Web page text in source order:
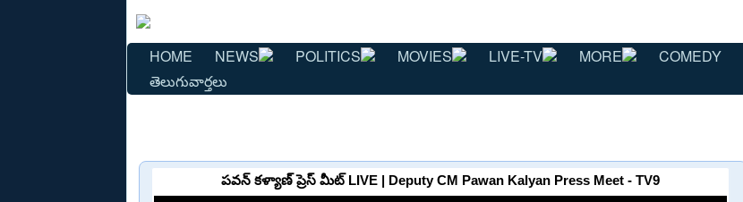
HOME NEWS POLITICS MOVIES LIVE-TV MORE COMEDY
తెలుగువార్తలు
పవన్ కళ్యాణ్ ప్రెస్ మీట్ LIVE | Deputy CM Pawan Kalyan Press Meet - TV9